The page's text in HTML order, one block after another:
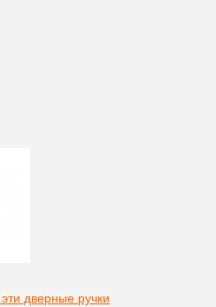
дверные ручки